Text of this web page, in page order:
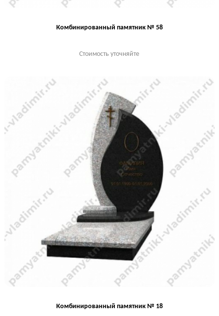
Комбинированный памятник № 58
Стоимость уточняйте
Комбинированный памятник № 18